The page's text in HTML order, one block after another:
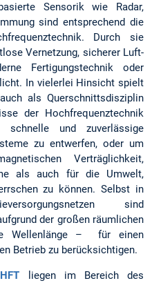
Sensorik wie Radar,
sind entsprechend die
Durch sie
Vernetzung, sicherer Luft-
Fertigungstechnik oder
In vielerlei Hinsicht spielt
als Querschnittsdisziplin
der Hochfrequenztechnik
und zuverlässige
zu entwerfen, oder um
Verträglichkeit,
als auch für die Umwelt,
zu können. Selbst in
sind
der großen räumlichen
Wellenlänge – für einen
Betrieb zu berücksichtigen.
liegen im Bereich des